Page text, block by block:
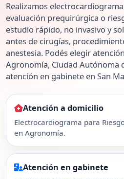
Realizamos
evaluación prequirúrgica o
estudio rápido, no invasivo y
antes de cirugías,
anestesia. Podés elegir
Agronomía, Ciudad Autónoma
atención en gabinete en San
Atención a domicilio
Electrocardiograma para
en Agronomía.
Atención en gabinete